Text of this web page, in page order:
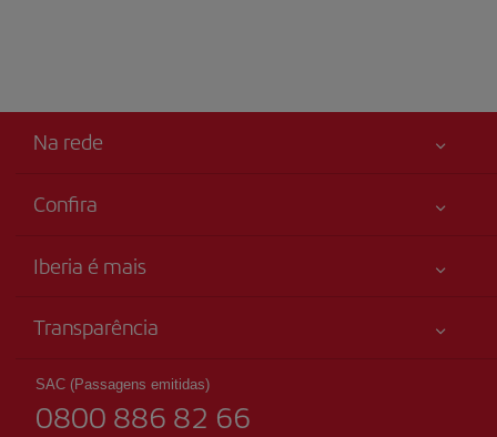
Na rede
Confira
Acessibilidade
Sustentabilidade
Iberia é mais
Grupo Iberia
Acionistas e investidores
Nossas alianças
Transparência
SAC (Passagens emitidas)
0800 886 82 66